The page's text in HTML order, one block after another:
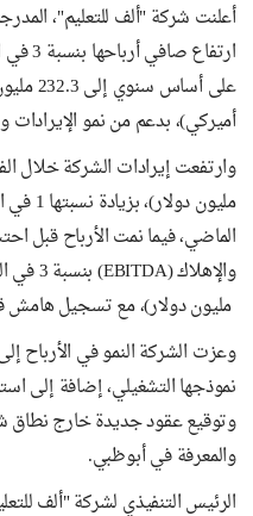
أعلنت شركة "ألف للتعليم"،
أميركي)، بدعم من نمو الإيرادات
مليون
الماضي، فيما نمت الأرباح قبل
مليون دولار)، مع تسجيل هامش قياسي
وعزت الشركة النمو في الأرباح
نموذجها التشغيلي، إضافة إلى
وتوقيع عقود جديدة خارج نطاق
والمعرفة في أبوظبي.
الرئيس التنفيذي لشركة "ألف